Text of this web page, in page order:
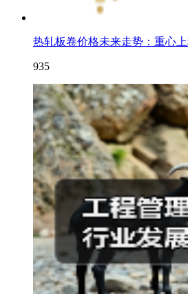
热轧板卷价格未来走势：重心
935